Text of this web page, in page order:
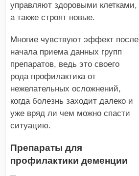
управляют здоровыми клетками,
а также строят новые.
Многие чувствуют эффект после
начала приема данных групп
препаратов, ведь это своего
рода профилактика от
нежелательных осложнений,
когда болезнь заходит далеко и
уже вряд ли чем можно спасти
ситуацию.
Препараты для
профилактики деменции